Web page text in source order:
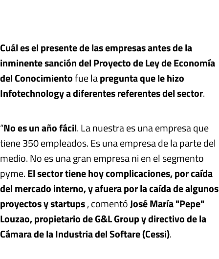
Cuál es el presente de las empresas antes de la
inminente sanción del Proyecto de Ley de Economía
del Conocimientofue lapregunta que le hizo
Infotechnology a diferentes referentes del sector.
“No es un año fácil. La nuestra es una empresa que
tiene 350 empleados. Es una empresa de la parte del
medio. No es una gran empresa ni en el segmento
pyme.El sector tiene hoy complicaciones, por caída
del mercado interno, y afuera por la caída de algunos
proyectos y startups, comentóJosé María "Pepe"
Louzao, propietario de G&L Group y directivo de la
Cámara de la Industria del Softare (Cessi).